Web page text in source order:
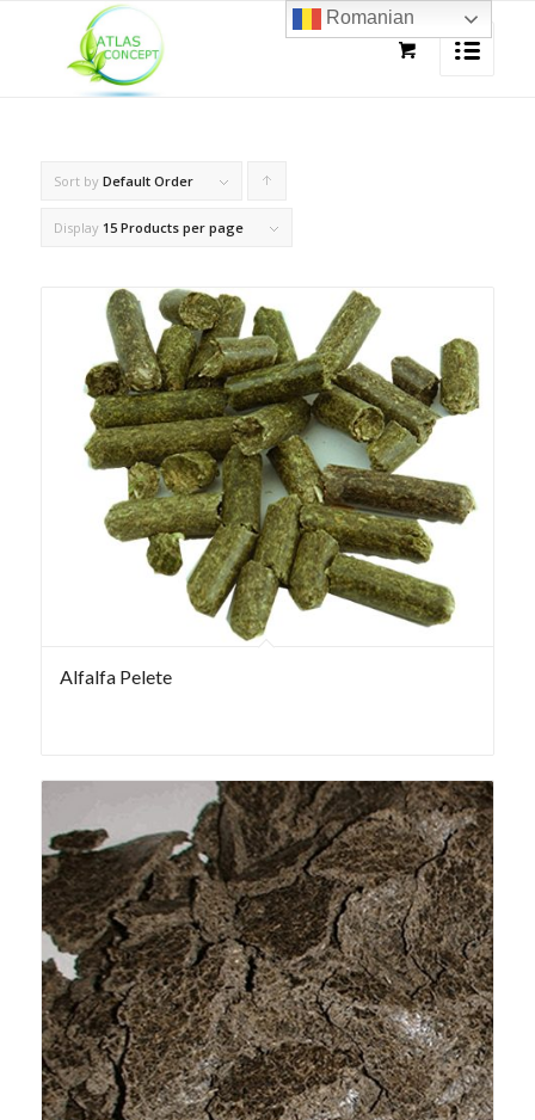
Sort by Default Order
ascending
Display 15 Products per page
Alfalfa Pelete
Romanian